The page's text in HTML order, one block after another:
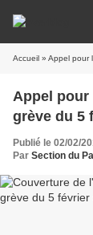
Accueil » Appel pour la
Appel pour
grève du 5
Publié le 02/02/
Par Section du